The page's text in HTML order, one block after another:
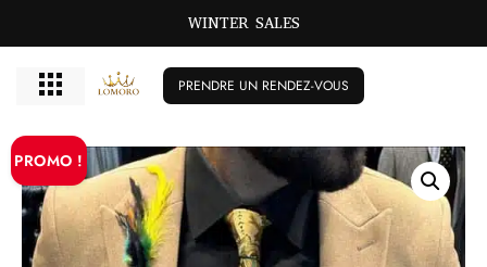
WINTER SALES
PRENDRE UN RENDEZ-VOUS
PROMO !